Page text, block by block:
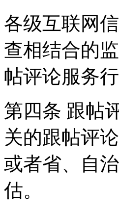
各级互联网
查相结合的
帖评论服务行
第四条 跟帖
关的跟帖评
或者省、自
估。